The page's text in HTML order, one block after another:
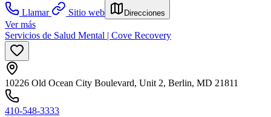
Llamar
Sitio web Direcciones
Ver más
Servicios de Salud Mental | Cove Recovery
10226 Old Ocean City Boulevard, Unit 2, Berlin, MD 21811
410-548-3333